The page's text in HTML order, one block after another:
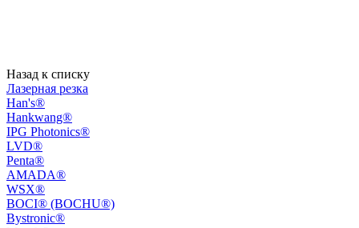
Назад к списку
Лазерная резка
Han's®
Hankwang®
IPG Photonics®
LVD®
Penta®
AMADA®
WSX®
BOCI® (BOCHU®)
Bystronic®